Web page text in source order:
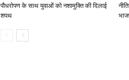
पौधरोपण के साथ युवाओं को नशामुक्ति की दिलाई
शपथ